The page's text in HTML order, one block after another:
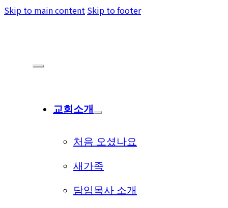
Skip to main content Skip to footer
교회소개
처음 오셨나요
새가족
담임목사 소개